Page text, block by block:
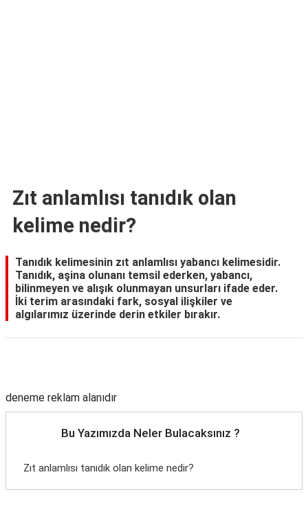
Zıt anlamlısı tanıdık olan
kelime nedir?
Tanıdık kelimesinin zıt anlamlısı yabancı kelimesidir.
Tanıdık, aşina olunanı temsil ederken, yabancı,
bilinmeyen ve alışık olunmayan unsurları ifade eder.
İki terim arasındaki fark, sosyal ilişkiler ve
algılarımız üzerinde derin etkiler bırakır.
deneme reklam alanıdır
Bu Yazımızda Neler Bulacaksınız ?
Zıt anlamlısı tanıdık olan kelime nedir?